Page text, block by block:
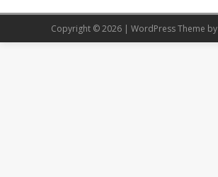
Copyright © 2026 | WordPress Theme by